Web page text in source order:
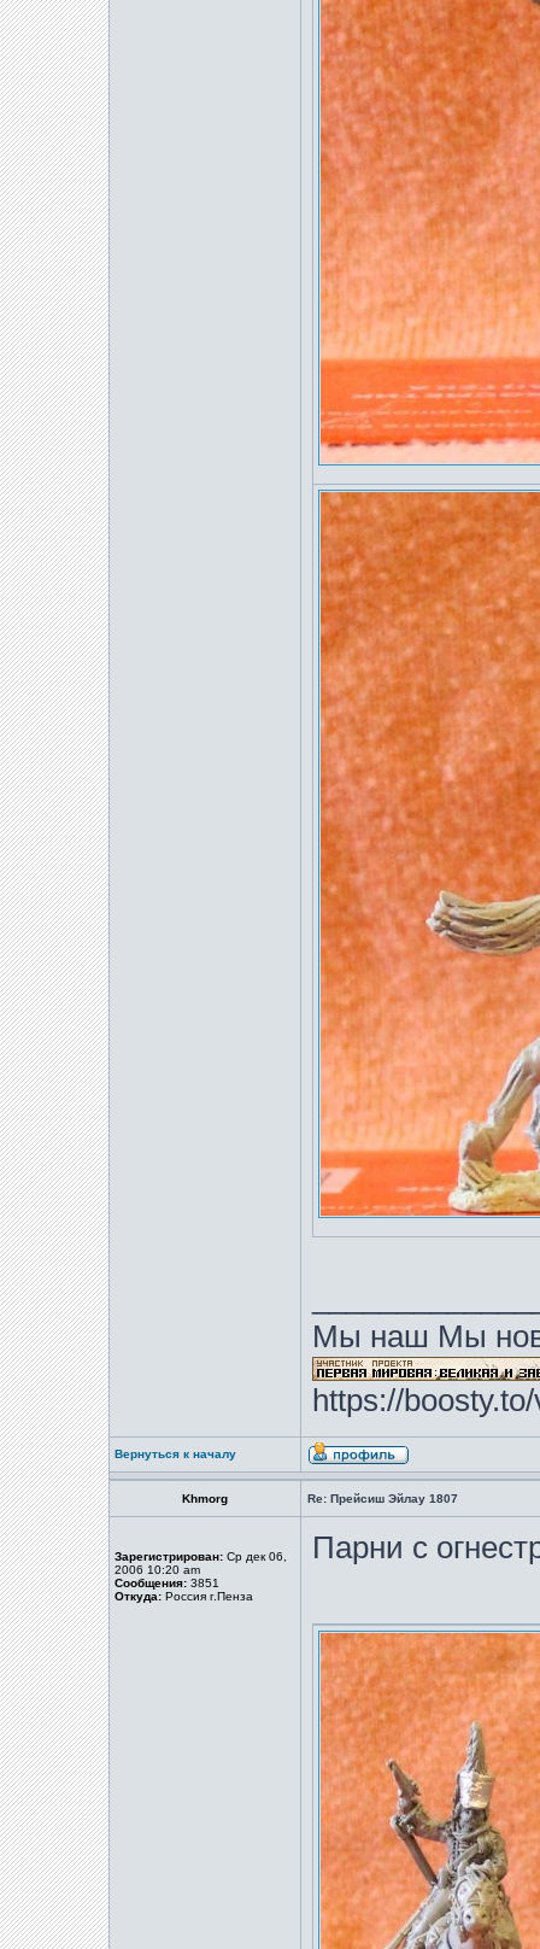
Мы наш Мы
https://
Вернуться к началу
Khmorg Re: Прейсиш Эйлау 1807
Зарегистрирован: Ср дек 06,
2006 10:20 am
Сообщения: 3851
Откуда: Россия г.Пенза
Парни с